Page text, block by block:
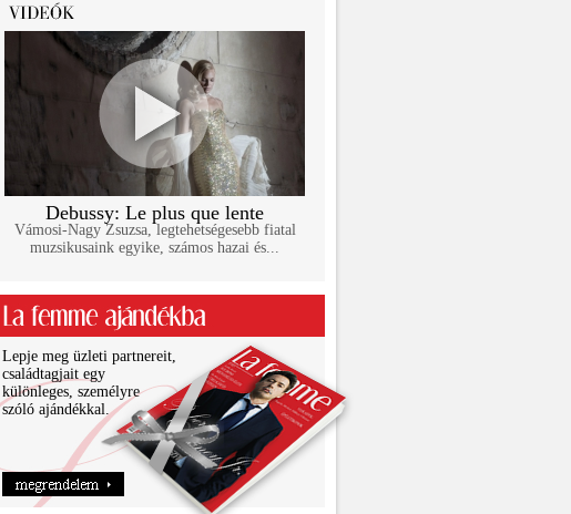
Debussy: Le plus que lente
Vámosi-Nagy Zsuzsa, legtehetségesebb fiatal
muzsikusaink egyike, számos hazai és...
Lepje meg üzleti partnereit,
családtagjait egy
különleges, személyre
szóló ajándékkal.